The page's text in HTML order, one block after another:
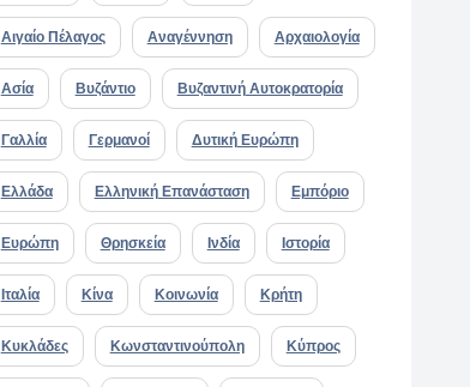
Αιγαίο Πέλαγος Αναγέννηση Αρχαιολογία
Ασία Βυζάντιο Βυζαντινή Αυτοκρατορία
Γαλλία Γερμανοί Δυτική Ευρώπη
Ελλάδα Ελληνική Επανάσταση Εμπόριο
Ευρώπη Θρησκεία Ινδία Ιστορία
Ιταλία Κίνα Κοινωνία Κρήτη
Κυκλάδες Κωνσταντινούπολη Κύπρος